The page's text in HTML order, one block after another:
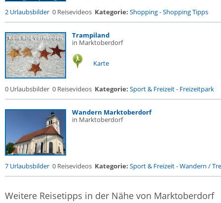
2 Urlaubsbilder 0 Reisevideos Kategorie: Shopping-Shopping Tipps
Trampiland
in Marktoberdorf
Karte
0 Urlaubsbilder 0 Reisevideos Kategorie: Sport & Freizeit- Freizeitpark
Wandern Marktoberdorf
in Marktoberdorf
7 Urlaubsbilder 0 Reisevideos Kategorie: Sport & Freizeit-Wandern /
Weitere Reisetipps in der Nähe von Marktoberdorf